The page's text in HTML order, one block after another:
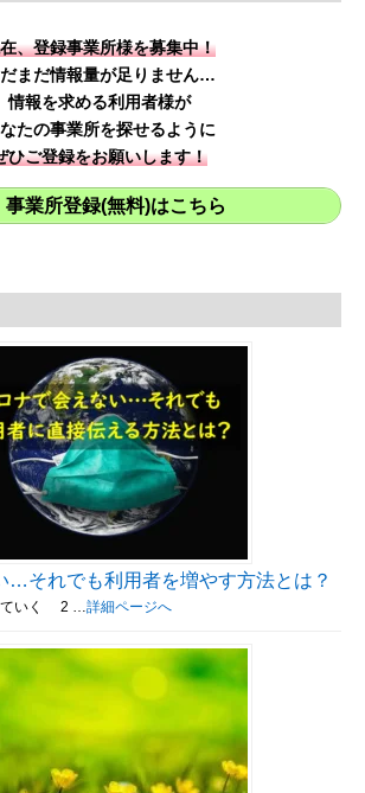
、登録事業所様を募集中！
だまだ情報量が足りません…
情報を求める利用者様が
たの事業所を探せるように
ひご登録をお願いします！
事業所登録(無料)はこちら
…それでも利用者を増やす方法とは？
ていく 2 … 詳細ページへ